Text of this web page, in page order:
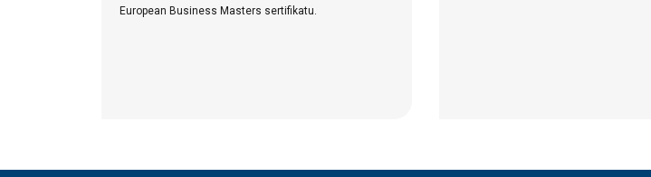
European Business Masters sertifikatu.